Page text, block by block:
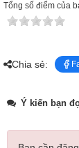
Tổng số điểm của
Chia sẻ:
Ý kiến bạn